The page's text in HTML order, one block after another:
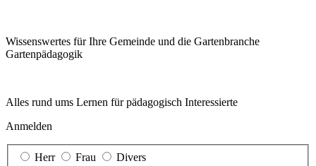
Wissenswertes für Ihre Gemeinde und die Gartenbranche
Garten­pädagogik
Alles rund ums Lernen für pädagogisch Interessierte
Anmelden
Herr Frau
Divers